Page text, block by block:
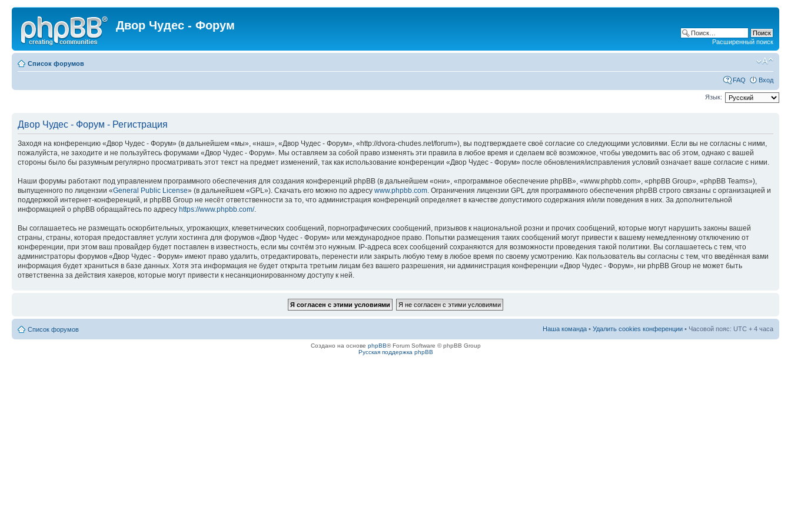
Двор Чудес - Форум
Расширенный поиск
Список форумов
FAQ Вход
Язык:
Двор Чудес - Форум - Регистрация
Заходя на конференцию «Двор Чудес - Форум» (в дальнейшем «мы», «наш», «Двор Чудес - Форум», «http://dvora-chudes.net/forum»), вы подтверждаете своё согласие со следующими условиями. Если вы не согласны с ними,
пожалуйста, не заходите и не пользуйтесь форумами «Двор Чудес - Форум». Мы оставляем за собой право изменять эти правила в любое время и сделаем всё возможное, чтобы уведомить вас об этом, однако с вашей
стороны было бы разумным регулярно просматривать этот текст на предмет изменений, так как использование конференции «Двор Чудес - Форум» после обновления/исправления условий означает ваше согласие с ними.
Наши форумы работают под управлением программного обеспечения для создания конференций phpBB (в дальнейшем «они», «программное обеспечение phpBB», «www.phpbb.com», «phpBB Group», «phpBB Teams»),
выпущенного по лицензии «General Public License» (в дальнейшем «GPL»). Скачать его можно по адресу www.phpbb.com . Ограничения лицензии GPL для программного обеспечения phpBB строго связаны с организацией и
поддержкой интернет-конференций, и phpBB Group не несёт ответственности за то, что администрация конференций определяет в качестве допустимого содержания и/или поведения в них. За дополнительной
информацией о phpBB обращайтесь по адресу https://www.phpbb.com/.
Вы соглашаетесь не размещать оскорбительных, угрожающих, клеветнических сообщений, порнографических сообщений, призывов к национальной розни и прочих сообщений, которые могут нарушить законы вашей
страны, страны, которая предоставляет услуги хостинга для форумов «Двор Чудес - Форум» или международное право. Попытки размещения таких сообщений могут привести к вашему немедленному отключению от
конференции, при этом ваш провайдер будет поставлен в известность, если мы сочтём это нужным. IP-адреса всех сообщений сохраняются для возможности проведения такой политики. Вы соглашаетесь с тем, что
администраторы форумов «Двор Чудес - Форум» имеют право удалить, отредактировать, перенести или закрыть любую тему в любое время по своему усмотрению. Как пользователь вы согласны с тем, что введённая вами
информация будет храниться в базе данных. Хотя эта информация не будет открыта третьим лицам без вашего разрешения, ни администрация конференции «Двор Чудес - Форум», ни phpBB Group не может быть
ответственна за действия хакеров, которые могут привести к несанкционированному доступу к ней.
Список форумов Наша команда • Удалить cookies конференции • Часовой пояс: UTC + 4 часа
Создано на основе phpBB® Forum Software © phpBB Group
Русская поддержка phpBB